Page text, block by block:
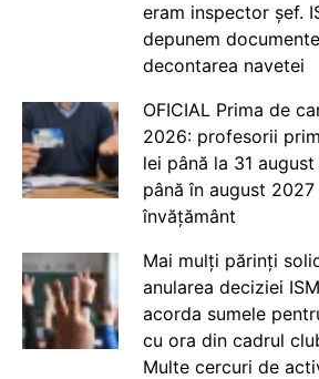
eram inspector șef.
depunem
decontarea navetei
OFICIAL Prima de
2026: profesorii
lei până la 31
până în august
învățământ
Mai mulți părinți
anularea deciziei
acorda sumele
cu ora din cadrul
Multe cercuri de